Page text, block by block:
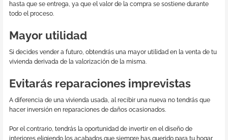
hasta que se entrega, ya que el valor de la compra se sostiene durante
todo el proceso.
Mayor utilidad
Si decides vender a futuro, obtendrás una mayor utilidad en la venta de tu
vivienda derivada de la valorización de la misma.
Evitarás reparaciones imprevistas
A diferencia de una vivienda usada, al recibir una nueva no tendrás que
hacer inversión en reparaciones de daños ocasionados.
Por el contrario, tendrás la oportunidad de invertir en el diseño de